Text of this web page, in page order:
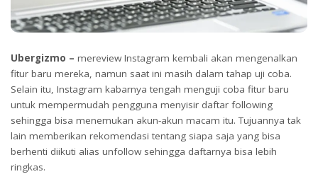
Ubergizmo – mereview Instagram kembali akan mengenalkan
fitur baru mereka, namun saat ini masih dalam tahap uji coba.
Selain itu, Instagram kabarnya tengah menguji coba fitur baru
untuk mempermudah pengguna menyisir daftar following
sehingga bisa menemukan akun-akun macam itu. Tujuannya tak
lain memberikan rekomendasi tentang siapa saja yang bisa
berhenti diikuti alias unfollow sehingga daftarnya bisa lebih
ringkas.